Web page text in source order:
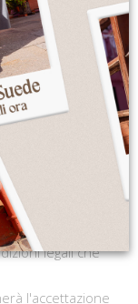
legali che
l'accettazione